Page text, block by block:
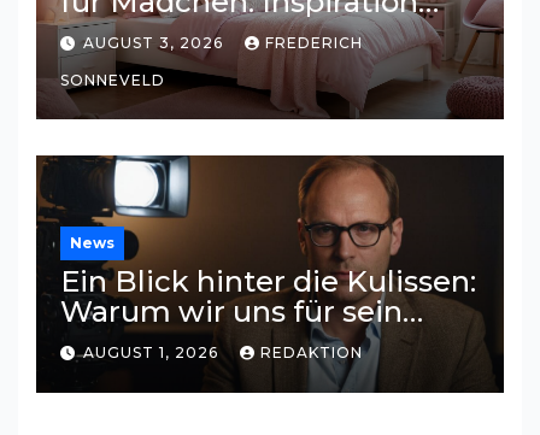
und Tipps für ein
traumhaftes Kinderzimmer
AUGUST 3, 2026 FREDERICH
SONNEVELD
News
Ein Blick hinter die Kulissen:
Warum wir uns für sein
Privatleben interessieren
AUGUST 1, 2026 REDAKTION